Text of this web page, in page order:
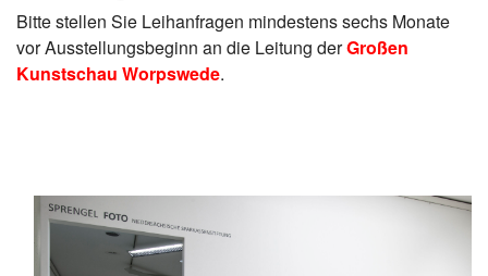
Bitte stellen Sie Leihanfragen mindestens sechs Monate
vor Ausstellungsbeginn an die Leitung derGroßen
Kunstschau Worpswede.